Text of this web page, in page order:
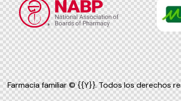
Farmacia familiar© {{Y}}. Todos los derechos